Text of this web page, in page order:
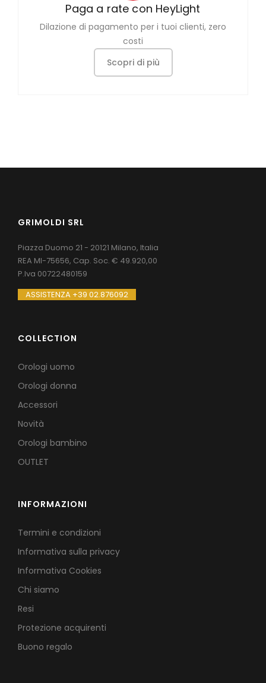
Paga a rate con HeyLight
Dilazione di pagamento per i tuoi clienti, zero
costi
Scopri di più
GRIMOLDI SRL
Piazza Duomo 21 - 20121 Milano, Italia
REA MI-75656, Cap. Soc. € 49.920,00
P.Iva 00722480159
ASSISTENZA +39 02.876092
COLLECTION
Orologi uomo
Orologi donna
Accessori
Novità
Orologi bambino
OUTLET
INFORMAZIONI
Termini e condizioni
Informativa sulla privacy
Informativa Cookies
Chi siamo
Resi
Protezione acquirenti
Buono regalo